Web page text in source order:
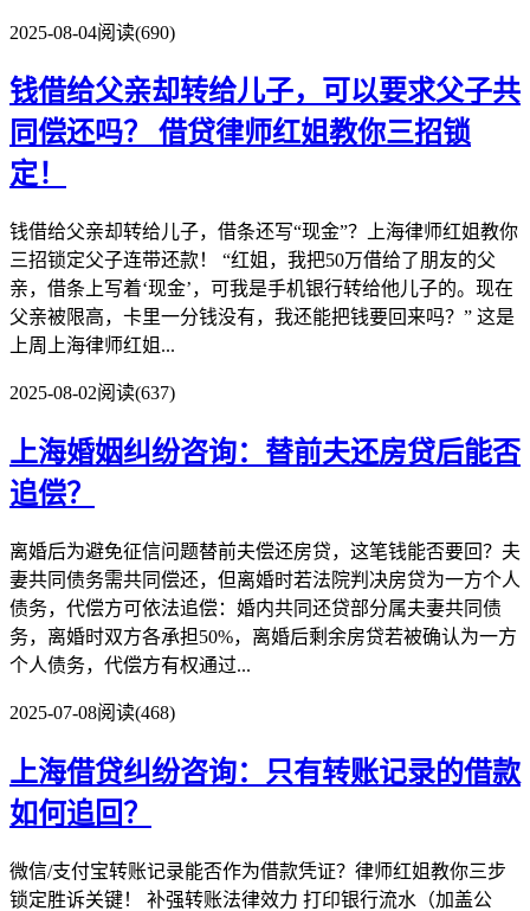
2025-08-04阅读(690)
钱借给父亲却转给儿子，可以要求父子共
同偿还吗？ 借贷律师红姐教你三招锁
定！
钱借给父亲却转给儿子，借条还写“现金”？上海律师红姐教你
三招锁定父子连带还款！ “红姐，我把50万借给了朋友的父
亲，借条上写着‘现金’，可我是手机银行转给他儿子的。现在
父亲被限高，卡里一分钱没有，我还能把钱要回来吗？” 这是
上周上海律师红姐...
2025-08-02阅读(637)
上海婚姻纠纷咨询：替前夫还房贷后能否
追偿？
离婚后为避免征信问题替前夫偿还房贷，这笔钱能否要回？夫
妻共同债务需共同偿还，但离婚时若法院判决房贷为一方个人
债务，代偿方可依法追偿：婚内共同还贷部分属夫妻共同债
务，离婚时双方各承担50%，离婚后剩余房贷若被确认为一方
个人债务，代偿方有权通过...
2025-07-08阅读(468)
上海借贷纠纷咨询：只有转账记录的借款
如何追回？
微信/支付宝转账记录能否作为借款凭证？律师红姐教你三步
锁定胜诉关键！ 补强转账法律效力 打印银行流水（加盖公